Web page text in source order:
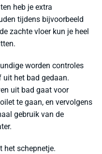
heb je extra
tijdens bijvoorbeeld
zachte vloer kun je heel
worden controles
het bad gedaan.
uit bad gaat voor
te gaan, en vervolgens
gebruik van de
het schepnetje.